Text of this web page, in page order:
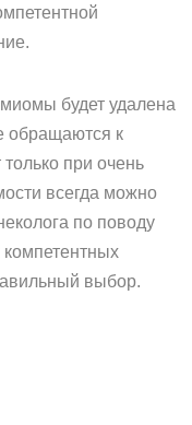
будет удалена
обращаются к
при очень
всегда можно
по поводу
выбор.